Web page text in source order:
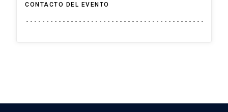
CONTACTO DEL EVENTO